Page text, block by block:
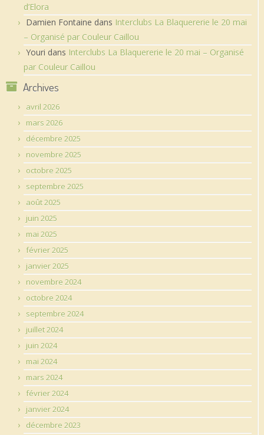
d’Elora
Damien Fontaine dans Interclubs La Blaquererie le 20 mai
– Organisé par Couleur Caillou
Youri dans Interclubs La Blaquererie le 20 mai – Organisé
par Couleur Caillou
Archives
avril 2026
mars 2026
décembre 2025
novembre 2025
octobre 2025
septembre 2025
août 2025
juin 2025
mai 2025
février 2025
janvier 2025
novembre 2024
octobre 2024
septembre 2024
juillet 2024
juin 2024
mai 2024
mars 2024
février 2024
janvier 2024
décembre 2023